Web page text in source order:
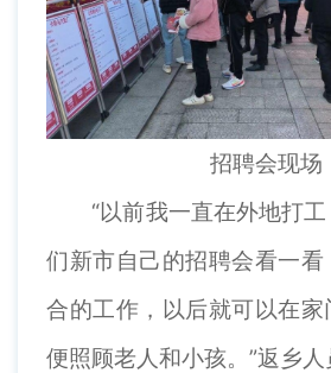
招聘会现场
“以前我一直在外地打工
们新市自己的招聘会看一
合的工作，以后就可以在
便照顾老人和小孩。”返乡人